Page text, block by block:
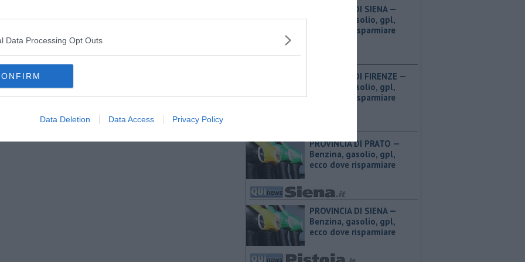
Data Processing Opt Outs
Data Deletion Data Access Privacy Policy
PROVINCIA DI SIENA — ​
Benzina, gasolio, gpl,
ecco dove risparmiare
PROVINCIA DI FIRENZE — ​
Benzina, gasolio, gpl,
ecco dove risparmiare
PROVINCIA DI PRATO — ​
Benzina, gasolio, gpl,
ecco dove risparmiare
PROVINCIA DI SIENA — ​
Benzina, gasolio, gpl,
ecco dove risparmiare